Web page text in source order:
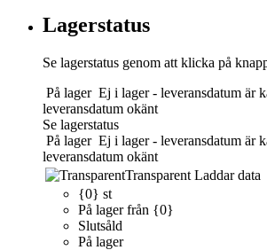
Lagerstatus
Se lagerstatus genom att klicka på
På lager Ej i lager - leveransdatum är
leveransdatum okänt
Se lagerstatus
På lager Ej i lager - leveransdatum är
leveransdatum okänt
Transparent Laddar data
{0} st
På lager från {0}
Slutsåld
På lager